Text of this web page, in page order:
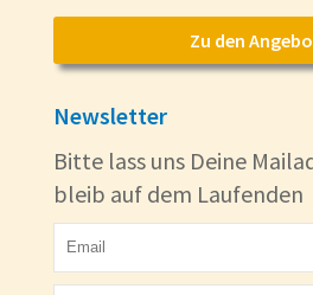
Zu den
Newsletter
Bitte lass uns Deine
bleib auf dem Laufenden